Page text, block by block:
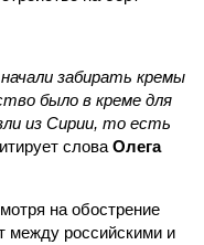
забирать кремы
было в креме для
из Сирии, то есть
слова Олега
на обострение
между российскими и